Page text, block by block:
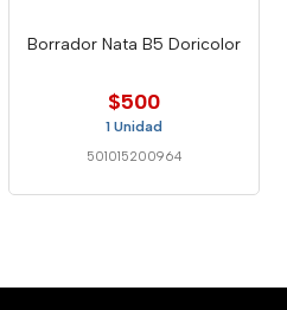
Borrador Nata B5 Doricolor
$500
1 Unidad
501015200964